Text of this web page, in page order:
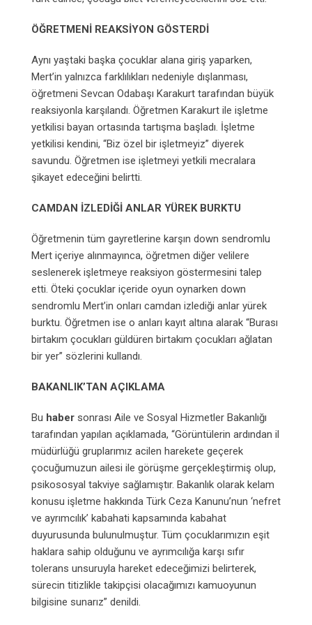
ÖĞRETMENİ REAKSİYON GÖSTERDİ
Aynı yaştaki başka çocuklar alana giriş yaparken,
Mert’in yalnızca farklılıkları nedeniyle dışlanması,
öğretmeni Sevcan Odabaşı Karakurt tarafından büyük
reaksiyonla karşılandı. Öğretmen Karakurt ile işletme
yetkilisi bayan ortasında tartışma başladı. İşletme
yetkilisi kendini, “Biz özel bir işletmeyiz” diyerek
savundu. Öğretmen ise işletmeyi yetkili mecralara
şikayet edeceğini belirtti.
CAMDAN İZLEDİĞİ ANLAR YÜREK BURKTU
Öğretmenin tüm gayretlerine karşın down sendromlu
Mert içeriye alınmayınca, öğretmen diğer velilere
seslenerek işletmeye reaksiyon göstermesini talep
etti. Öteki çocuklar içeride oyun oynarken down
sendromlu Mert’in onları camdan izlediği anlar yürek
burktu. Öğretmen ise o anları kayıt altına alarak “Burası
birtakım çocukları güldüren birtakım çocukları ağlatan
bir yer” sözlerini kullandı.
BAKANLIK’TAN AÇIKLAMA
Bu haber sonrası Aile ve Sosyal Hizmetler Bakanlığı
tarafından yapılan açıklamada, “Görüntülerin ardından il
müdürlüğü gruplarımız acilen harekete geçerek
çocuğumuzun ailesi ile görüşme gerçekleştirmiş olup,
psikososyal takviye sağlamıştır. Bakanlık olarak kelam
konusu işletme hakkında Türk Ceza Kanunu’nun ‘nefret
ve ayrımcılık’ kabahati kapsamında kabahat
duyurusunda bulunulmuştur. Tüm çocuklarımızın eşit
haklara sahip olduğunu ve ayrımcılığa karşı sıfır
tolerans unsuruyla hareket edeceğimizi belirterek,
sürecin titizlikle takipçisi olacağımızı kamuoyunun
bilgisine sunarız” denildi.